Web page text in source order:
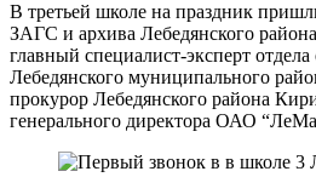
В третьей школе на праздник
ЗАГС и архива Лебедянского
главный специалист-эксперт отдела
Лебедянского муниципального
прокурор Лебедянского района
генерального директора ОАО